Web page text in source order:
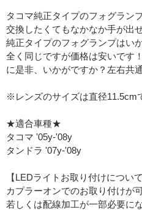
タコマ純正タイプのフォグラン
交換したくてもなかなか手が出
純正タイプのフォグランプはい
全く同じですが価格は安いです
に是非、いかがですか？左右共通
※レンズのサイズは直径11.5cm
★適合車種★
タコマ '05y-'08y
タンドラ '07y-'08y
【LEDライトお取り付けについて
カプラーオンでのお取り付けが
若しくは配線加工が一部必要に